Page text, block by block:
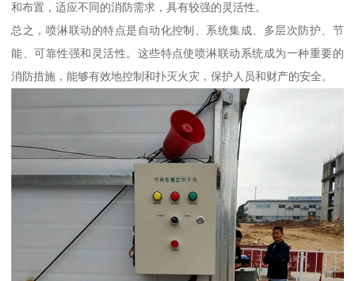
和布置，适应不同的消防需求，具有较强的灵活性。
总之，喷淋联动的特点是自动化控制、系统集成、多层次防护、节
能、可靠性强和灵活性。这些特点使喷淋联动系统成为一种重要的
消防措施，能够有效地控制和扑灭火灾，保护人员和财产的安全。